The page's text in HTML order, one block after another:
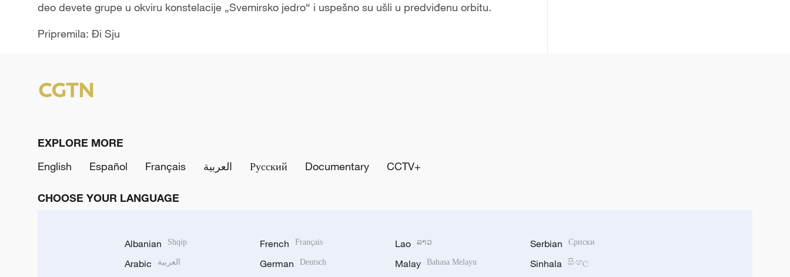
deo devete grupe u okviru konstelacije „Svemirsko jedro“ i uspešno su ušli u predviđenu orbitu.
Pripremila: Đi Sju
EXPLORE MORE
English
Español Français العربية Русский Documentary CCTV+
CHOOSE YOUR LANGUAGE
Albanian Shqip
Arabic العربية
French Français
German Deutsch
Lao ລາວ
Malay Bahasa Melayu
Serbian Српски
Sinhala සිංහල